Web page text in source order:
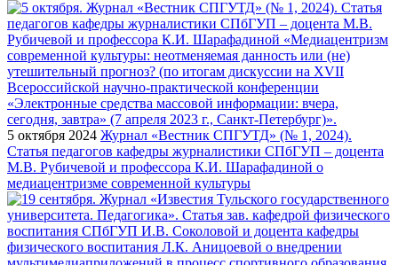
5 октября 2024 Журнал «Вестник СПГУТД» (№ 1, 2024).
Статья педагогов кафедры журналистики СПбГУП – доцента
М.В. Рубичевой и профессора К.И. Шарафадиной о
медиацентризме современной культуры